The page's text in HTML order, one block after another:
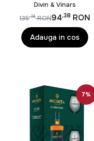
Divin & Vinars
94,38 RON
135,74 RON
Adauga in cos
7%